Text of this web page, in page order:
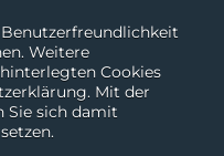
Weitere
Cookies
Mit der
Sie sich damit